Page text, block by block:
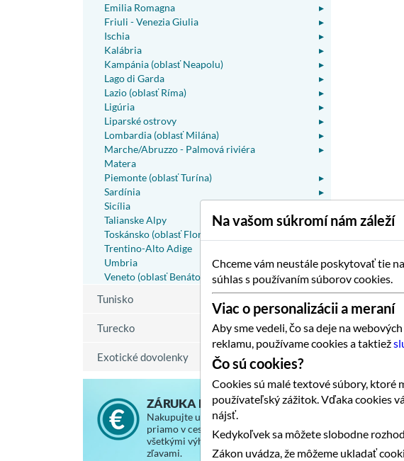
Emilia Romagna
▸
Friuli - Venezia Giulia
▸
Ischia
▸
Kalábria
▸
Kampánia (oblasť Neapolu)
▸
Lago di Garda
▸
Lazio (oblasť Ríma)
▸
Ligúria
▸
Liparské ostrovy
▸
Lombardia (oblasť Milána)
▸
Marche/Abruzzo - Palmová riviéra
▸
Matera
Piemonte (oblasť Turína)
▸
Sardínia
▸
Sicília
Talianske Alpy
▸
Toskánsko (oblasť Florencie)
Trentino-Alto Adige
Umbria
▸
Veneto (oblasť Benátok)
▸
Tunisko
Turecko
Exotické dovolenky
ZÁRUKA NAJNIŽŠEJ CENY
Nakupujte u nás za rovnaké ceny, ako
priamo v cestovnej kancelárii, so
všetkými výhodami a vernostnými
zľavami.
Na vašom súkromí nám záleží
Chceme vám neustále poskytovať tie
súhlas s používaním súborov cookies.
Viac o personalizácii a meraní
Aby sme vedeli, čo sa deje na
reklamu, používame cookies a taktiež
Čo sú cookies?
Cookies sú malé textové súbory, ktoré
používateľský zážitok. Vďaka cookies
nájsť.
Kedykoľvek sa môžete slobodne
Zákon uvádza, že môžeme ukladať